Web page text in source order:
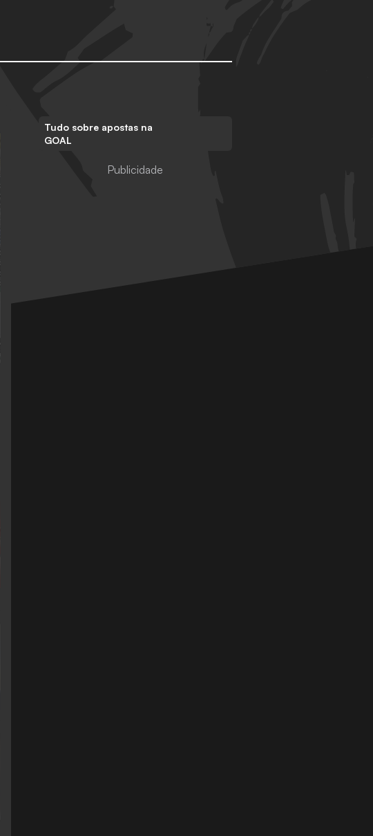
Tudo sobre apostas na
GOAL